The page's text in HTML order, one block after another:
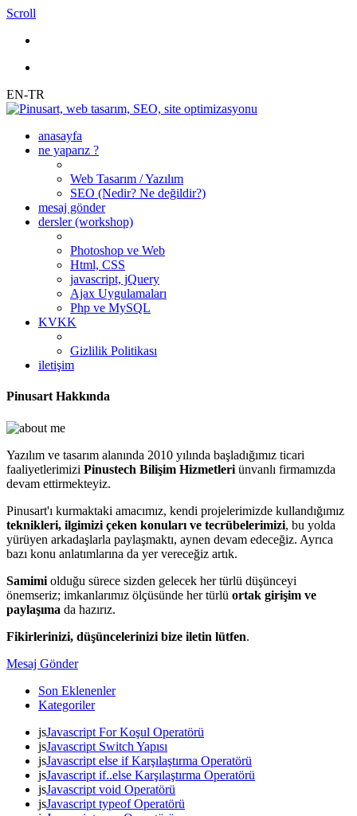
Scroll
EN-TR
anasayfa
ne yaparız ?
Web Tasarım / Yazılım
SEO (Nedir? Ne değildir?)
mesaj gönder
dersler (workshop)
Photoshop ve Web
Html, CSS
javascript, jQuery
Ajax Uygulamaları
Php ve MySQL
KVKK
Gizlilik Politikası
iletişim
Pinusart Hakkında
Yazılım ve tasarım alanında 2010 yılında başladığımız ticari
faaliyetlerimizi Pinustech Bilişim Hizmetleri ünvanlı firmamızda
devam ettirmekteyiz.
Pinusart'ı kurmaktaki amacımız, kendi projelerimizde kullandığımız
teknikleri, ilgimizi çeken konuları ve tecrübelerimizi, bu yolda
yürüyen arkadaşlarla paylaşmaktı, aynen devam edeceğiz. Ayrıca
bazı konu anlatımlarına da yer vereceğiz artık.
Samimi olduğu sürece sizden gelecek her türlü düşünceyi
önemseriz; imkanlarımız ölçüsünde her türlü ortak girişim ve
paylaşıma da hazırız.
Fikirlerinizi, düşüncelerinizi bize iletin lütfen.
Mesaj Gönder
Son Eklenenler
Kategoriler
jsJavascript For Koşul Operatörü
jsJavascript Switch Yapısı
jsJavascript else if Karşılaştırma Operatörü
jsJavascript if..else Karşılaştırma Operatörü
jsJavascript void Operatörü
jsJavascript typeof Operatörü